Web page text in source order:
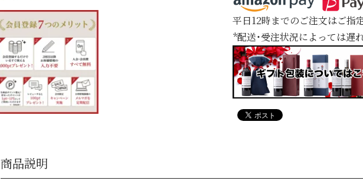
平日12時までのご注文はご指
*配送・受注状況によっては遅
商品説明